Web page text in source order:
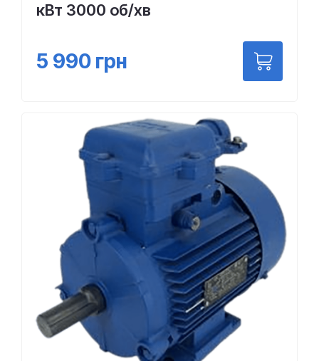
кВт 3000 об/хв
5 990 грн